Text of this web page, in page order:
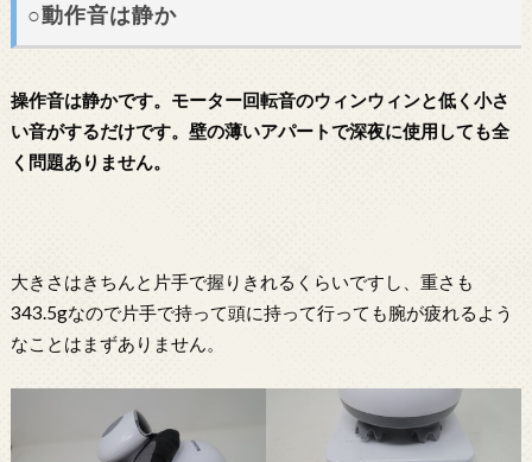
○動作音は静か
操作音は静かです。モーター回転音のウィンウィンと低く小さ
い音がするだけです。壁の薄いアパートで深夜に使用しても全
く問題ありません。
大きさはきちんと片手で握りきれるくらいですし、重さも
343.5gなので片手で持って頭に持って行っても腕が疲れるよう
なことはまずありません。